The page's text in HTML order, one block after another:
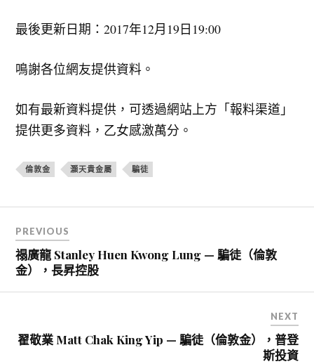
最後更新日期：2017年12月19日19:00
鳴謝各位網友提供資料。
如有最新資料提供，可透過網站上方「報料渠道」
提供更多資料，乙女感激萬分。
倫敦金 灝天貴金屬 騙徒
章
導
覽
PREVIOUS
禢廣龍 Stanley Huen Kwong Lung — 騙徒（倫敦
金），長昇控股
NEXT
翟敬業 Matt Chak King Yip — 騙徒（倫敦金），普登
斯投資